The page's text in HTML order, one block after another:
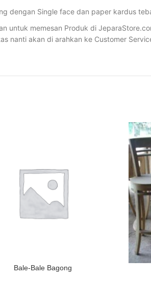
dengan Single face dan paper kardus
untuk memesan Produk di
nanti akan di arahkan ke Customer
Bale-Bale Bagong